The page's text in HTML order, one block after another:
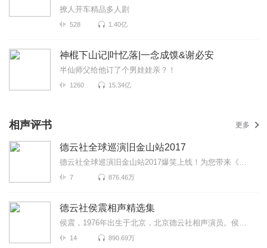
撩人开车精品多人剧
528 1.40亿
神棍下山记|叶忆落|一念成馍&谢必安
半仙师父给他订了个男娃娃亲？！
1260 15.34亿
相声评书 更多
德云社全球巡演旧金山站2017
德云社全球巡演旧金山站2017爆笑上线！为您带来《童年故事》《富贵有余》《爱情传奇》等高能相声！各种...
7 876.46万
德云社侯震相声精选集
侯震，1976年出生于北京，北京德云社相声演员。侯震是相声大家侯宝林长孙，被称为...
14 890.69万